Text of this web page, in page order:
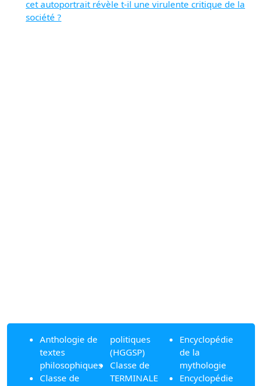
cet autoportrait révèle t-il une virulente critique de la
société ?
Anthologie de
textes
philosophiques
Classe de
politiques
(HGGSP)
Classe de
TERMINALE
Encyclopédie
de la
mythologie
Encyclopédie